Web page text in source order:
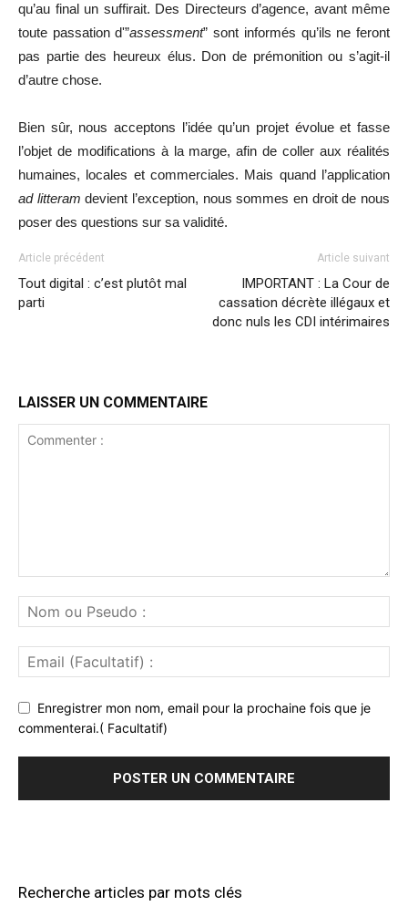
qu’au final un suffirait. Des Directeurs d’agence, avant même
toute passation d'”assessment” sont informés qu’ils ne feront
pas partie des heureux élus. Don de prémonition ou s’agit-il
d’autre chose.
Bien sûr, nous acceptons l’idée qu’un projet évolue et fasse
l’objet de modifications à la marge, afin de coller aux réalités
humaines, locales et commerciales. Mais quand l’application
ad litteram devient l’exception, nous sommes en droit de nous
poser des questions sur sa validité.
Article précédent
Tout digital : c’est plutôt mal
parti
Article suivant
IMPORTANT : La Cour de
cassation décrète illégaux et
donc nuls les CDI intérimaires
LAISSER UN COMMENTAIRE
Enregistrer mon nom, email pour la prochaine fois que je
commenterai.( Facultatif)
Recherche articles par mots clés